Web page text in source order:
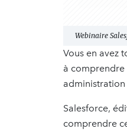
Webinaire
Vous en avez
à comprendre
Salesforce,
comprendre